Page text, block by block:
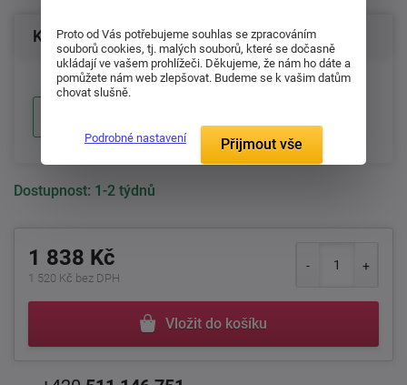
Konfigurace produktu
Dostupnost: 1-2 týdnů
1 838 Kč
1 520 Kč bez DPH
Vložit do košíku
Proto od Vás potřebujeme souhlas se zpracováním
souborů cookies, tj. malých souborů, které se dočasně
ukládají ve vašem prohlížeči. Děkujeme, že nám ho dáte a
pomůžete nám web zlepšovat. Budeme se k vašim datům
chovat slušně.
Podrobné nastavení Přijmout vše